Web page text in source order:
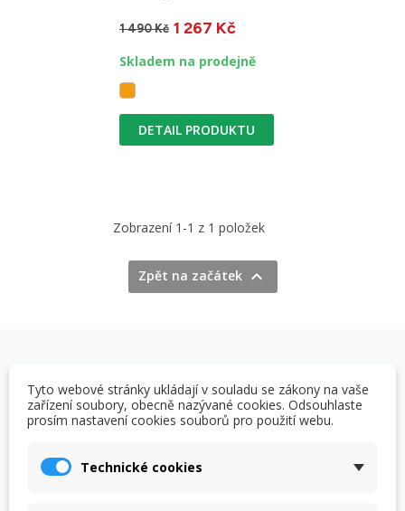
1 490 Kč 1 267 Kč
Skladem na prodejně
DETAIL PRODUKTU
Zobrazení 1-1 z 1 položek
Zpět na začátek 
OVĚŘENO NAŠIMI
ZÁKAZNÍKY
Prohlédněte si vybraná hodnocení našich zákazníků.
Tyto webové stránky ukládají v souladu se zákony na vaše
zařízení soubory, obecně nazývané cookies. Odsouhlaste
prosím nastavení cookies souborů pro použití webu.
Technické cookies